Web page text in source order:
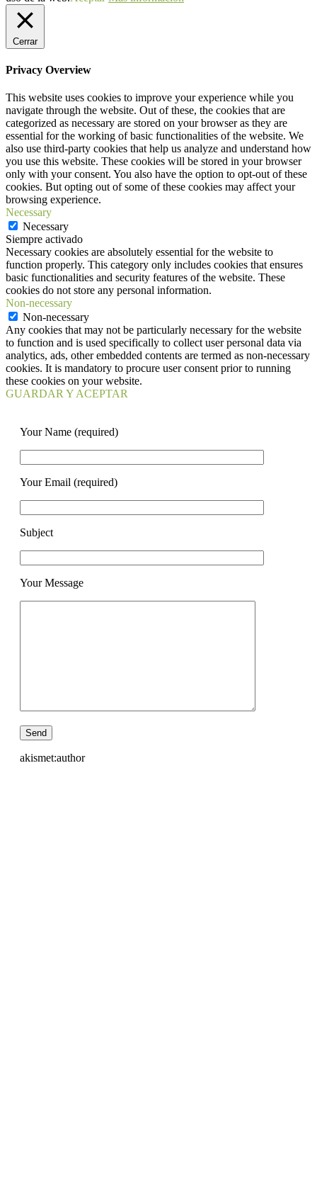
Cerrar
Privacy Overview
This website uses cookies to improve your experience while you
navigate through the website. Out of these, the cookies that are
categorized as necessary are stored on your browser as they are
essential for the working of basic functionalities of the website. We
also use third-party cookies that help us analyze and understand how
you use this website. These cookies will be stored in your browser
only with your consent. You also have the option to opt-out of these
cookies. But opting out of some of these cookies may affect your
browsing experience.
Necessary
Necessary
Siempre activado
Necessary cookies are absolutely essential for the website to
function properly. This category only includes cookies that ensures
basic functionalities and security features of the website. These
cookies do not store any personal information.
Non-necessary
Non-necessary
Any cookies that may not be particularly necessary for the website
to function and is used specifically to collect user personal data via
analytics, ads, other embedded contents are termed as non-necessary
cookies. It is mandatory to procure user consent prior to running
these cookies on your website.
GUARDAR Y ACEPTAR
Your Name (required)
Your Email (required)
Subject
Your Message
akismet:author